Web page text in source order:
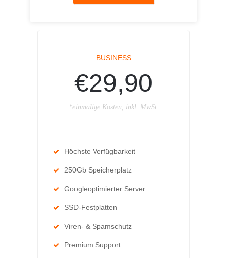
BUSINESS
€29,90
*einmalige Kosten, inkl. MwSt.
Höchste Verfügbarkeit
250Gb Speicherplatz
Googleoptimierter Server
SSD-Festplatten
Viren- & Spamschutz
Premium Support